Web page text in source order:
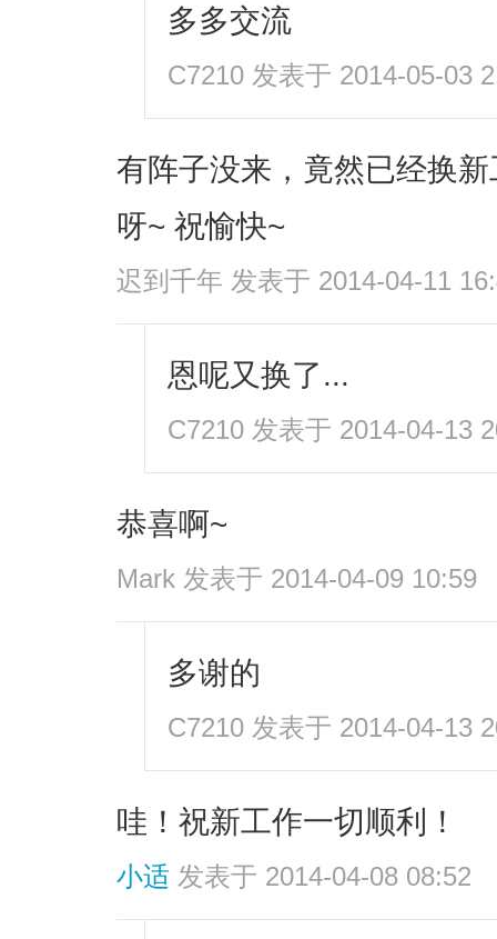
多多交流
C7210 发表于 2014-05-03
有阵子没来，竟然已经换
呀~ 祝愉快~
迟到千年 发表于 2014-04-11
恩呢又换了...
C7210 发表于 2014-04-13
恭喜啊~
Mark 发表于 2014-04-09 10:59
多谢的
C7210 发表于 2014-04-13
哇！祝新工作一切顺利！
小适 发表于 2014-04-08 08:52